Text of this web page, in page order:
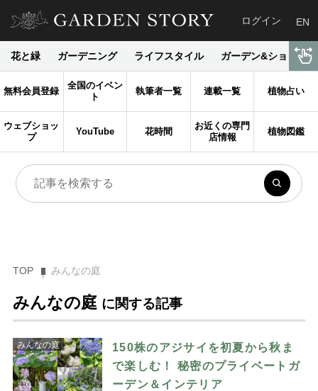
ログイン EN
花と緑 ガーデニング ライフスタイル ガーデン&ショップ
無料会員登録
全国のイベン
ト
執筆者一覧 連載一覧 植物占い
ウェブショッ
プ
YouTube 花時間
お近くの専門
店情報
植物図鑑
TOP みんなの庭
みんなの庭 に関する記事
みんなの庭
150株のアジサイを初夏から秋ま
で楽しむ！ 秘密のプライベートガ
ーデン＆インテリア